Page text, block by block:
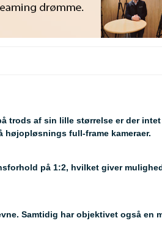
trods af sin lille størrelse er der
højopløsnings full-frame kameraer.
på 1:2, hvilket giver
Samtidig har objektivet også en